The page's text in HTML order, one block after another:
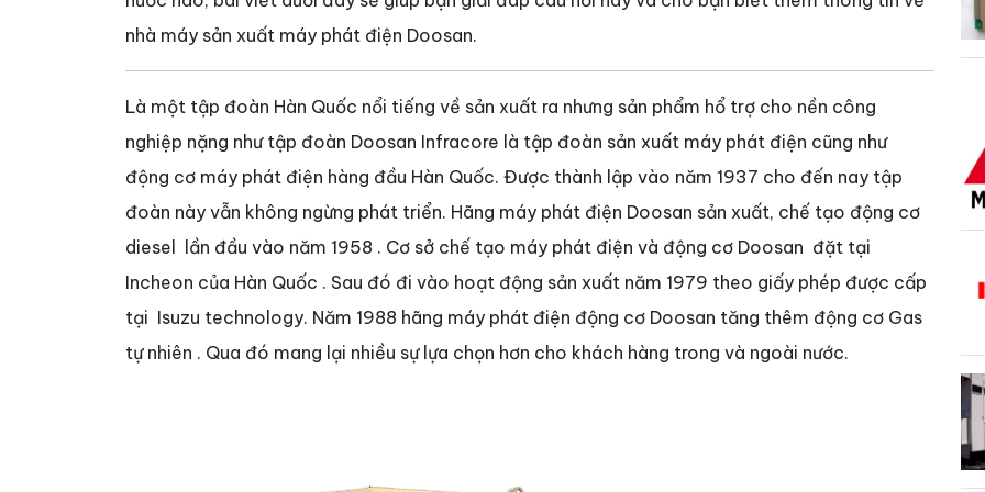
nhà máy sản xuất máy phát điện Doosan.
Là một tập đoàn Hàn Quốc nổi tiếng về sản xuất ra nhưng sản phẩm hổ trợ cho nền công
nghiệp nặng như tập đoàn Doosan Infracore là tập đoàn sản xuất máy phát điện cũng như
động cơ máy phát điện hàng đầu Hàn Quốc. Được thành lập vào năm 1937 cho đến nay tập
đoàn này vẫn không ngừng phát triển. Hãng máy phát điện Doosan sản xuất, chế tạo động cơ
diesel lần đầu vào năm 1958 . Cơ sở chế tạo máy phát điện và động cơ Doosan đặt tại
Incheon của Hàn Quốc . Sau đó đi vào hoạt động sản xuất năm 1979 theo giấy phép được cấp
tại Isuzu technology. Năm 1988 hãng máy phát điện động cơ Doosan tăng thêm động cơ Gas
tự nhiên . Qua đó mang lại nhiều sự lựa chọn hơn cho khách hàng trong và ngoài nước.